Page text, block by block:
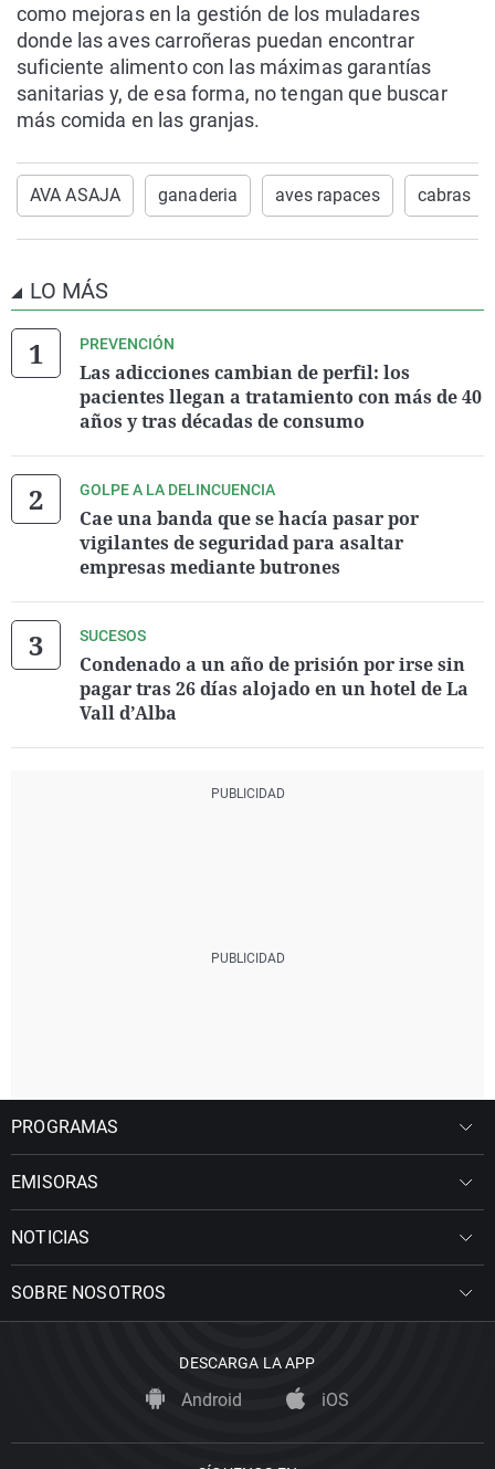
como mejoras en la gestión de los muladares
donde las aves carroñeras puedan encontrar
suficiente alimento con las máximas garantías
sanitarias y, de esa forma, no tengan que buscar
más comida en las granjas.
AVA ASAJA ganaderia aves rapaces cabras
LO MÁS
PREVENCIÓN
Las adicciones cambian de perfil: los
pacientes llegan a tratamiento con más de 40
años y tras décadas de consumo
GOLPE A LA DELINCUENCIA
Cae una banda que se hacía pasar por
vigilantes de seguridad para asaltar
empresas mediante butrones
SUCESOS
Condenado a un año de prisión por irse sin
pagar tras 26 días alojado en un hotel de La
Vall d’Alba
PROGRAMAS
EMISORAS
NOTICIAS
SOBRE NOSOTROS
DESCARGA LA APP
Android iOS